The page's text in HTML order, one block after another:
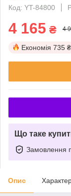
Код: YT-84800
4 165 ₴ 4
Економія 735 ₴
Що таке
Замовлення
Опис